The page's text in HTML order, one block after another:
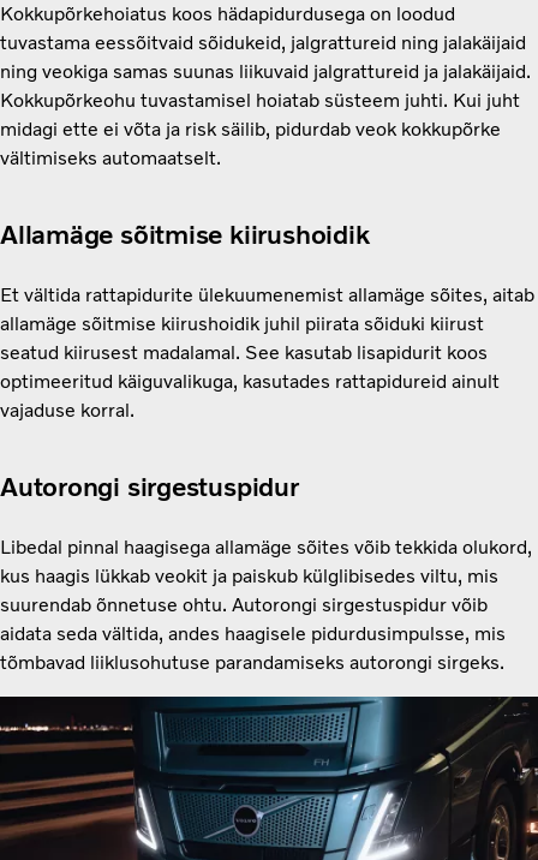
Kokkupõrkehoiatus koos hädapidurdusega on loodud
tuvastama eessõitvaid sõidukeid, jalgrattureid ning jalakäijaid
ning veokiga samas suunas liikuvaid jalgrattureid ja jalakäijaid.
Kokkupõrkeohu tuvastamisel hoiatab süsteem juhti. Kui juht
midagi ette ei võta ja risk säilib, pidurdab veok kokkupõrke
vältimiseks automaatselt.
Allamäge sõitmise kiirushoidik
Et vältida rattapidurite ülekuumenemist allamäge sõites, aitab
allamäge sõitmise kiirushoidik juhil piirata sõiduki kiirust
seatud kiirusest madalamal. See kasutab lisapidurit koos
optimeeritud käiguvalikuga, kasutades rattapidureid ainult
vajaduse korral.
Autorongi sirgestuspidur
Libedal pinnal haagisega allamäge sõites võib tekkida olukord,
kus haagis lükkab veokit ja paiskub külglibisedes viltu, mis
suurendab õnnetuse ohtu. Autorongi sirgestuspidur võib
aidata seda vältida, andes haagisele pidurdusimpulsse, mis
tõmbavad liiklusohutuse parandamiseks autorongi sirgeks.